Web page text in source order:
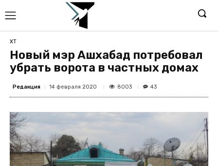
ХТ
Новый мэр Ашхабад потребовал
убрать ворота в частных домах
Редакция 14 февраля 2020 8003 43